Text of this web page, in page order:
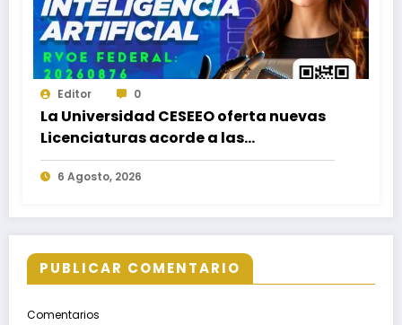
Editor 0
La Universidad CESEEO oferta nuevas
Licenciaturas acorde a las
necesidades educativas de los
egresados de escuelas del nivel medio
6 Agosto, 2026
PUBLICAR COMENTARIO
Comentarios